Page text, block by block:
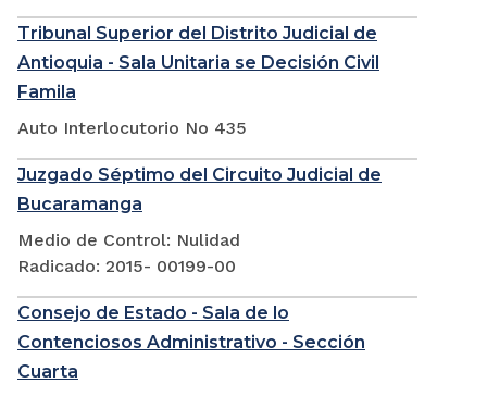
Tribunal Superior del Distrito Judicial de
Antioquia - Sala Unitaria se Decisión Civil
Famila
Auto Interlocutorio No 435
Juzgado Séptimo del Circuito Judicial de
Bucaramanga
Medio de Control: Nulidad
Radicado: 2015- 00199-00
Consejo de Estado - Sala de lo
Contenciosos Administrativo - Sección
Cuarta